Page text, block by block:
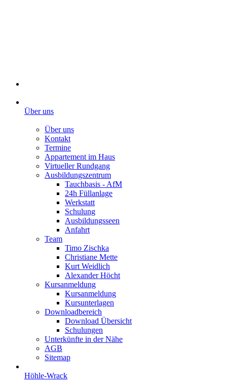
Über uns
Über uns
Kontakt
Termine
Appartement im Haus
Virtueller Rundgang
Ausbildungszentrum
Tauchbasis - AfM
24h Füllanlage
Werkstatt
Schulung
Ausbildungsseen
Anfahrt
Team
Timo Zischka
Christiane Mette
Kurt Weidlich
Alexander Höcht
Kursanmeldung
Kursanmeldung
Kursunterlagen
Downloadbereich
Download Übersicht
Schulungen
Unterkünfte in der Nähe
AGB
Sitemap
Höhle-Wrack